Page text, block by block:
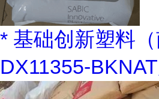
* 基础创新塑料（
DX11355-